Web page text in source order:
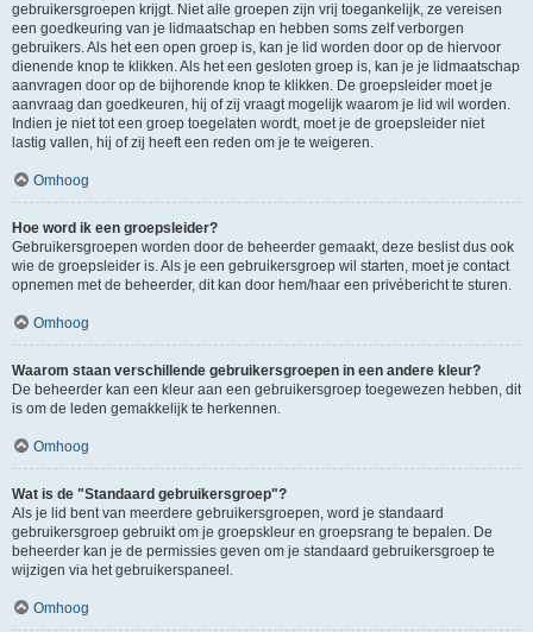
gebruikersgroepen krijgt. Niet alle groepen zijn vrij toegankelijk, ze vereisen
een goedkeuring van je lidmaatschap en hebben soms zelf verborgen
gebruikers. Als het een open groep is, kan je lid worden door op de hiervoor
dienende knop te klikken. Als het een gesloten groep is, kan je je lidmaatschap
aanvragen door op de bijhorende knop te klikken. De groepsleider moet je
aanvraag dan goedkeuren, hij of zij vraagt mogelijk waarom je lid wil worden.
Indien je niet tot een groep toegelaten wordt, moet je de groepsleider niet
lastig vallen, hij of zij heeft een reden om je te weigeren.
Omhoog
Hoe word ik een groepsleider?
Gebruikersgroepen worden door de beheerder gemaakt, deze beslist dus ook
wie de groepsleider is. Als je een gebruikersgroep wil starten, moet je contact
opnemen met de beheerder, dit kan door hem/haar een privébericht te sturen.
Omhoog
Waarom staan verschillende gebruikersgroepen in een andere kleur?
De beheerder kan een kleur aan een gebruikersgroep toegewezen hebben, dit
is om de leden gemakkelijk te herkennen.
Omhoog
Wat is de "Standaard gebruikersgroep"?
Als je lid bent van meerdere gebruikersgroepen, word je standaard
gebruikersgroep gebruikt om je groepskleur en groepsrang te bepalen. De
beheerder kan je de permissies geven om je standaard gebruikersgroep te
wijzigen via het gebruikerspaneel.
Omhoog